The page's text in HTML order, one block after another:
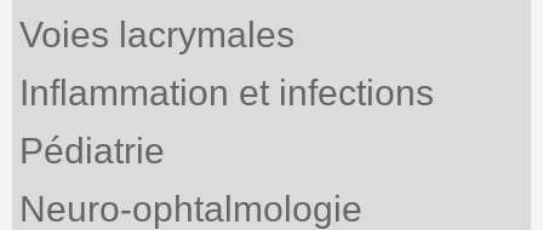
Voies lacrymales
Inflammation et infections
Pédiatrie
Neuro-ophtalmologie